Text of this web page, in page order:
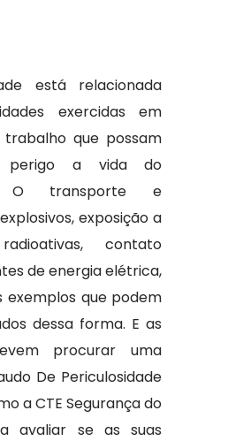
está relacionada
exercidas em
que possam
perigo a vida do
O transporte e
exposição a
contato
de energia elétrica,
exemplos que podem
dessa forma. E as
procurar uma
De Periculosidade
a CTE Segurança do
avaliar se as suas